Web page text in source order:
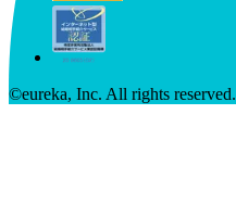
©︎eureka, Inc. All rights reserved.